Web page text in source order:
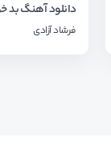
فرشاد آزادی